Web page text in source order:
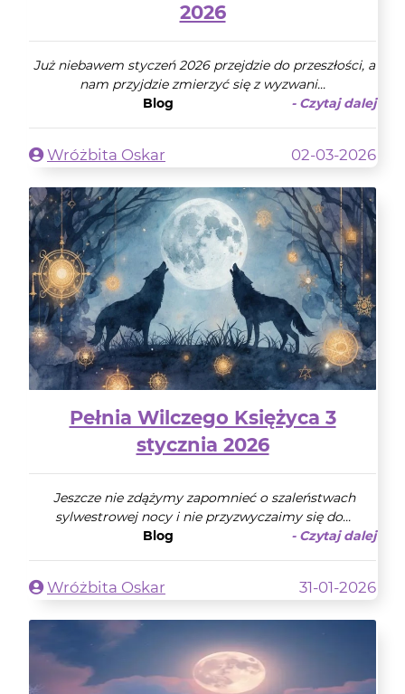
2026
Już niebawem styczeń 2026 przejdzie do przeszłości, a
nam przyjdzie zmierzyć się z wyzwani...
Blog
- Czytaj dalej
Wróżbita Oskar 02-03-2026
Pełnia Wilczego Księżyca 3
stycznia 2026
Jeszcze nie zdążymy zapomnieć o szaleństwach
sylwestrowej nocy i nie przyzwyczaimy się do...
Blog
- Czytaj dalej
Wróżbita Oskar 31-01-2026